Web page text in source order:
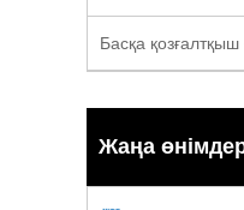
Басқа
Жаңа